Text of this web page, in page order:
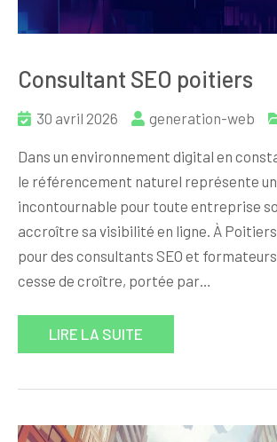
Consultant SEO poitiers
30 avril 2026 generation-web
Dans un environnement digital en
le référencement naturel représente
incontournable pour toute entreprise
accroître sa visibilité en ligne. À
pour des consultants SEO et
cesse de croître, portée par…
LIRE LA SUITE